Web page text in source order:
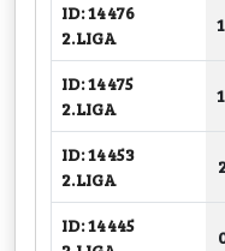
ID: 14476
2.LIGA
ID: 14475
2.LIGA
ID: 14453
2.LIGA
ID: 14445